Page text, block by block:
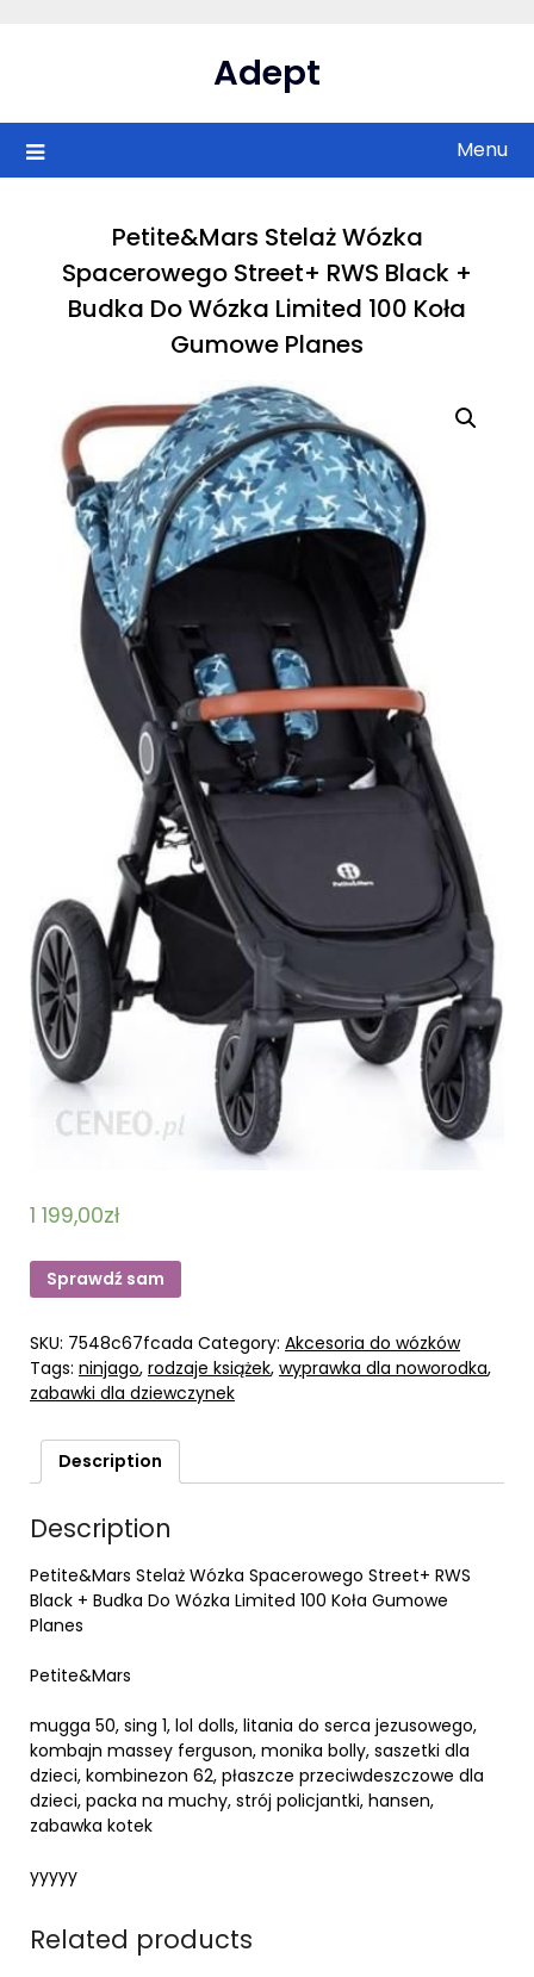
Adept
Menu
Petite&Mars Stelaż Wózka
Spacerowego Street+ RWS Black +
Budka Do Wózka Limited 100 Koła
Gumowe Planes
1 199,00zł
Sprawdź sam
SKU: 7548c67fcada Category: Akcesoria do wózków
Tags: ninjago, rodzaje książek, wyprawka dla noworodka,
zabawki dla dziewczynek
Description
Description
Petite&Mars Stelaż Wózka Spacerowego Street+ RWS
Black + Budka Do Wózka Limited 100 Koła Gumowe
Planes
Petite&Mars
mugga 50, sing 1, lol dolls, litania do serca jezusowego,
kombajn massey ferguson, monika bolly, saszetki dla
dzieci, kombinezon 62, płaszcze przeciwdeszczowe dla
dzieci, packa na muchy, strój policjantki, hansen,
zabawka kotek
yyyyy
Related products